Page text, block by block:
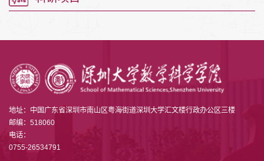
地址：中国广东省深圳市南山区粤海街道深圳大学汇文楼行政办公区三楼
邮编：518060
电话：
0755-26534791